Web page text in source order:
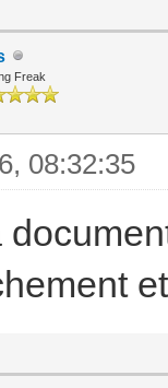
Freak
08:32:35